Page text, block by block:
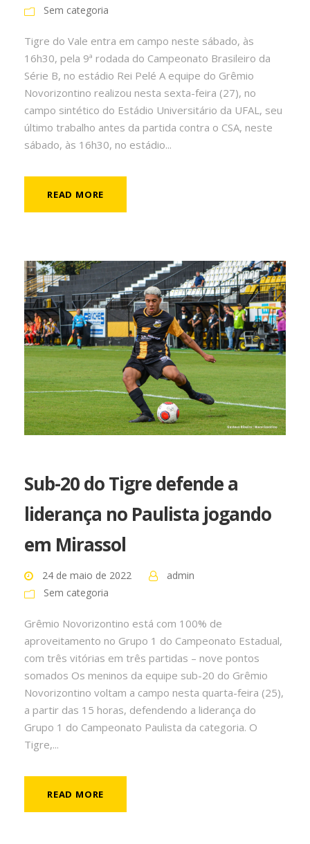
Sem categoria
Tigre do Vale entra em campo neste sábado, às
16h30, pela 9ª rodada do Campeonato Brasileiro da
Série B, no estádio Rei Pelé A equipe do Grêmio
Novorizontino realizou nesta sexta-feira (27), no
campo sintético do Estádio Universitário da UFAL, seu
último trabalho antes da partida contra o CSA, neste
sábado, às 16h30, no estádio...
READ MORE
Sub-20 do Tigre defende a
liderança no Paulista jogando
em Mirassol
24 de maio de 2022
admin
Sem categoria
Grêmio Novorizontino está com 100% de
aproveitamento no Grupo 1 do Campeonato Estadual,
com três vitórias em três partidas – nove pontos
somados Os meninos da equipe sub-20 do Grêmio
Novorizontino voltam a campo nesta quarta-feira (25),
a partir das 15 horas, defendendo a liderança do
Grupo 1 do Campeonato Paulista da categoria. O
Tigre,...
READ MORE